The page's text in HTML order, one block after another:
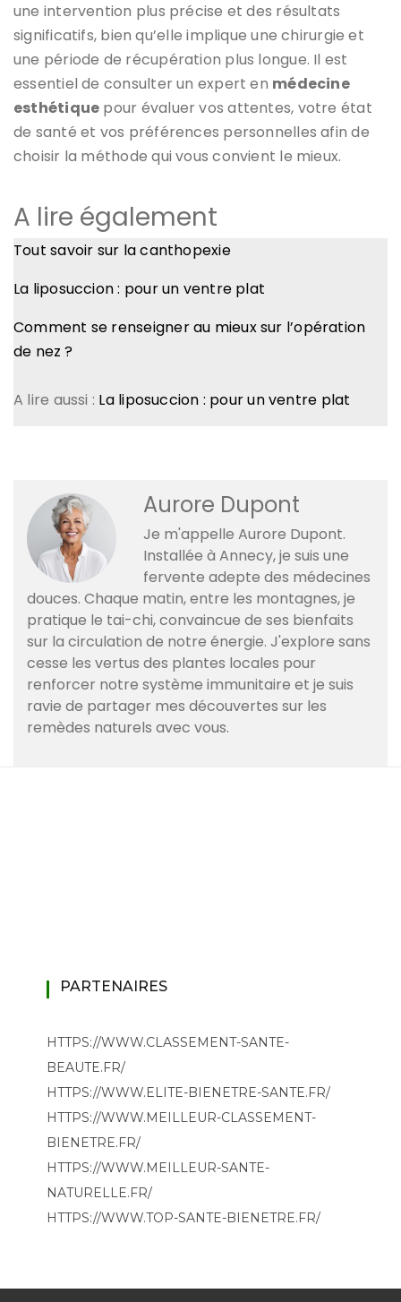
une intervention plus précise et des résultats
significatifs, bien qu’elle implique une chirurgie et
une période de récupération plus longue. Il est
essentiel de consulter un expert en médecine
esthétique pour évaluer vos attentes, votre état
de santé et vos préférences personnelles afin de
choisir la méthode qui vous convient le mieux.
A lire également
Tout savoir sur la canthopexie
La liposuccion : pour un ventre plat
Comment se renseigner au mieux sur l’opération
de nez ?
A lire aussi : La liposuccion : pour un ventre plat
Aurore Dupont
Je m'appelle Aurore Dupont.
Installée à Annecy, je suis une
fervente adepte des médecines
douces. Chaque matin, entre les montagnes, je
pratique le tai-chi, convaincue de ses bienfaits
sur la circulation de notre énergie. J'explore sans
cesse les vertus des plantes locales pour
renforcer notre système immunitaire et je suis
ravie de partager mes découvertes sur les
remèdes naturels avec vous.
PARTENAIRES
HTTPS://WWW.CLASSEMENT-SANTE-
BEAUTE.FR/
HTTPS://WWW.ELITE-BIENETRE-SANTE.FR/
HTTPS://WWW.MEILLEUR-CLASSEMENT-
BIENETRE.FR/
HTTPS://WWW.MEILLEUR-SANTE-
NATURELLE.FR/
HTTPS://WWW.TOP-SANTE-BIENETRE.FR/